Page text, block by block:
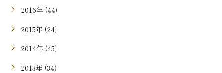
2016年 (44)
2015年 (24)
2014年 (45)
2013年 (34)